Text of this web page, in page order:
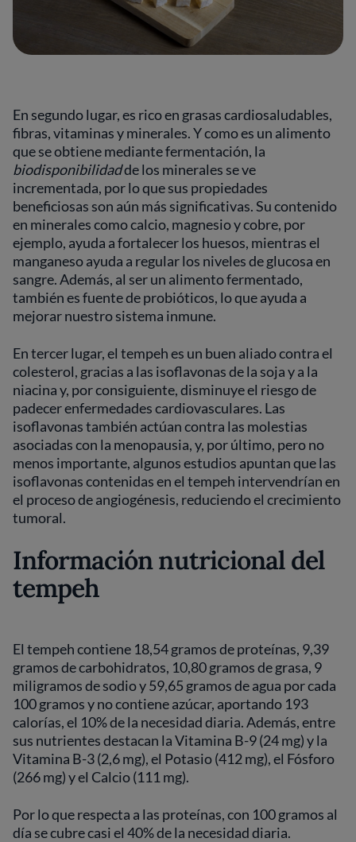
En segundo lugar, es rico en grasas cardiosaludables,
fibras, vitaminas y minerales. Y como es un alimento
que se obtiene mediante fermentación, la
biodisponibilidadde los minerales se ve
incrementada, por lo que sus propiedades
beneficiosas son aún más significativas. Su contenido
en minerales como calcio, magnesio y cobre, por
ejemplo, ayuda a fortalecer los huesos, mientras el
manganeso ayuda a regular los niveles de glucosa en
sangre. Además, al ser un alimento fermentado,
también es fuente de probióticos, lo que ayuda a
mejorar nuestro sistema inmune.
En tercer lugar, el tempeh es un buen aliado contra el
colesterol, gracias a las isoflavonas de la soja y a la
niacina y, por consiguiente, disminuye el riesgo de
padecer enfermedades cardiovasculares. Las
isoflavonas también actúan contra las molestias
asociadas con la menopausia, y, por último, pero no
menos importante, algunos estudios apuntan que las
isoflavonas contenidas en el tempeh intervendrían en
el proceso de angiogénesis, reduciendo el crecimiento
tumoral.
Información nutricional del
tempeh
El tempeh contiene 18,54 gramos de proteínas, 9,39
gramos de carbohidratos, 10,80 gramos de grasa, 9
miligramos de sodio y 59,65 gramos de agua por cada
100 gramos y no contiene azúcar, aportando 193
calorías, el 10% de la necesidad diaria. Además, entre
sus nutrientes destacan la Vitamina B-9 (24 mg) y la
Vitamina B-3 (2,6 mg), el Potasio (412 mg), el Fósforo
(266 mg) y el Calcio (111 mg).
Por lo que respecta a las proteínas, con 100 gramos al
día se cubre casi el 40% de la necesidad diaria.